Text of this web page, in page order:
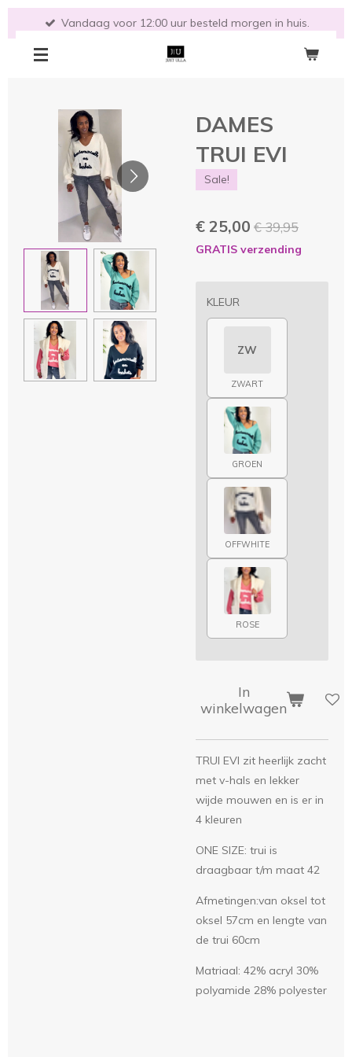
direct
Vandaag voor 12:00 uur besteld morgen in huis.
DAMES
TRUI EVI
Sale!
€ 25,00 € 39,95
GRATIS verzending
KLEUR
ZW
ZWART
GROEN
OFFWHITE
ROSE
In
winkelwagen
TRUI EVI zit heerlijk zacht
met v-hals en lekker
wijde mouwen en is er in
4 kleuren
ONE SIZE: trui is
draagbaar t/m maat 42
Afmetingen:van oksel tot
oksel 57cm en lengte van
de trui 60cm
Matriaal: 42% acryl 30%
polyamide 28% polyester